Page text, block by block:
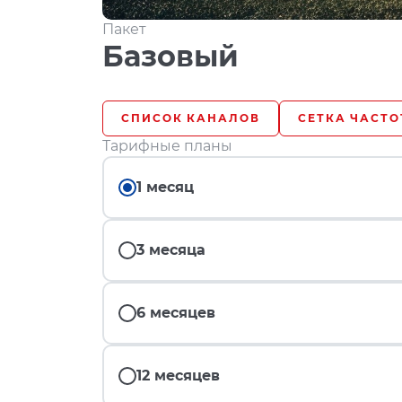
Пакет
Базовый
СПИСОК КАНАЛОВ СЕТКА
Тарифные планы
1 месяц
3 месяца
6 месяцев
12 месяцев